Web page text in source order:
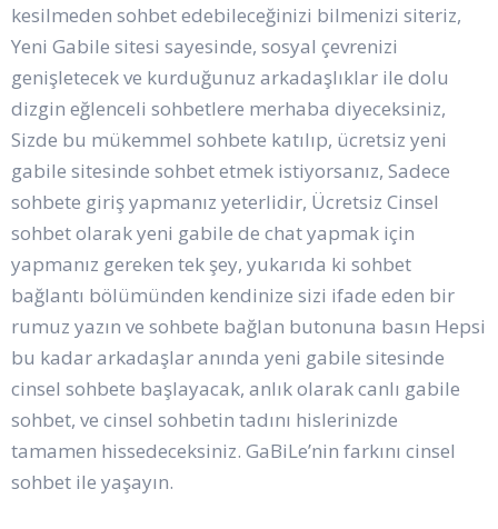
kesilmeden sohbet edebileceğinizi bilmenizi siteriz,
Yeni Gabile sitesi sayesinde, sosyal çevrenizi
genişletecek ve kurduğunuz arkadaşlıklar ile dolu
dizgin eğlenceli sohbetlere merhaba diyeceksiniz,
Sizde bu mükemmel sohbete katılıp, ücretsiz yeni
gabile sitesinde sohbet etmek istiyorsanız, Sadece
sohbete giriş yapmanız yeterlidir, Ücretsiz Cinsel
sohbet olarak yeni gabile de chat yapmak için
yapmanız gereken tek şey, yukarıda ki sohbet
bağlantı bölümünden kendinize sizi ifade eden bir
rumuz yazın ve sohbete bağlan butonuna basın Hepsi
bu kadar arkadaşlar anında yeni gabile sitesinde
cinsel sohbete başlayacak, anlık olarak canlı gabile
sohbet, ve cinsel sohbetin tadını hislerinizde
tamamen hissedeceksiniz. GaBiLe’nin farkını cinsel
sohbet ile yaşayın.